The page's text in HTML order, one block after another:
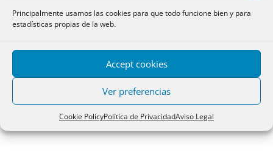
Principalmente usamos las cookies para que todo funcione bien y para
estadísticas propias de la web.
Accept cookies
Ver preferencias
Cookie PolicyPolítica de PrivacidadAviso Legal
derecho de
revisar el tipo de interés
corriente en caso de
que se produzcan variaciones significativas en el mercado
interés. El tipo de interés así modificado se aplicará desde
la fecha en que sea comunicado». [STJUE 26
RCGC